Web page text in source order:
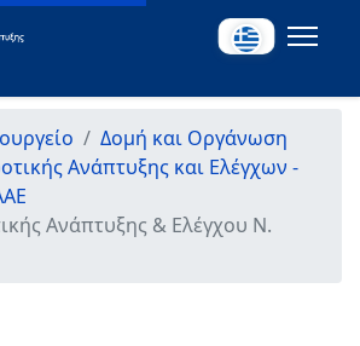
Δομή και Οργάνωση
Ανάπτυξης και Ελέγχων -
Ανάπτυξης & Ελέγχου Ν.